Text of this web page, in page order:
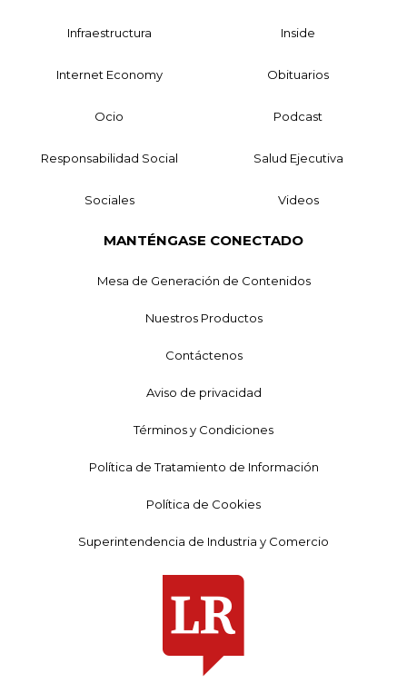
Infraestructura Inside
Internet Economy Obituarios
Ocio Podcast
Responsabilidad Social Salud Ejecutiva
Sociales Videos
MANTÉNGASE CONECTADO
Mesa de Generación de Contenidos
Nuestros Productos
Contáctenos
Aviso de privacidad
Términos y Condiciones
Política de Tratamiento de Información
Política de Cookies
Superintendencia de Industria y Comercio